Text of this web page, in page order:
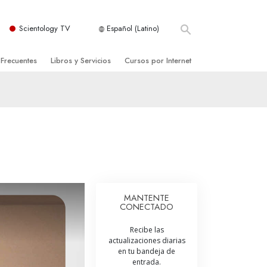
Scientology TV Español (Latino)
Libros y Servicios
Iniciales
Cursos por Internet
Ayudas para Enfermedades y Lesiones
La Integridad y la Honestidad
La Escala Tonal Emocional
MANTENTE
CONECTADO
Recibe las
actualizaciones diarias
en tu bandeja de
entrada.